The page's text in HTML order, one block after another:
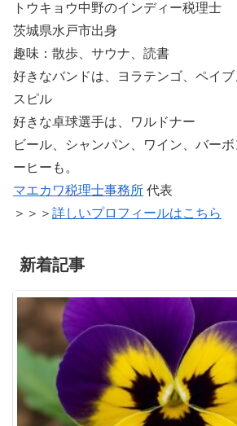
トウキョウ中野のインディー税理士
茨城県水戸市出身
趣味：散歩、サウナ、読書
好きなバンドは、ヨラテンゴ、ペイ
スピル
好きな卓球選手は、ワルドナー
ビール、シャンパン、ワイン、バー
ーヒーも。
マエカワ税理士事務所 代表
＞＞＞ 詳しいプロフィールはこちら
新着記事